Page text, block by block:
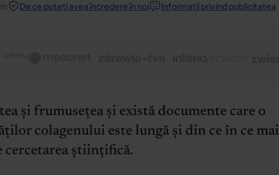
De ce puteți avea încredere în noi Informații privind publicitatea
și frumusețea și există documente care o
colagenului este lungă și din ce în ce mai
cercetarea științifică.